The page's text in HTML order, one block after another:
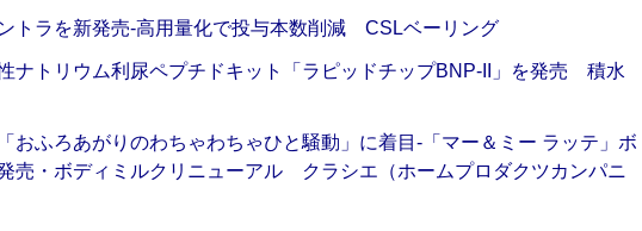
トラを新発売‐高用量化で投与本数削減 CSLベーリング
性ナトリウム利尿ペプチドキット「ラピッドチップBNP-II」を発売 積水
おふろあがりのわちゃわちゃひと騒動」に着目‐「マー＆ミー ラッテ」ボ
売・ボディミルクリニューアル クラシエ（ホームプロダクツカンパニ